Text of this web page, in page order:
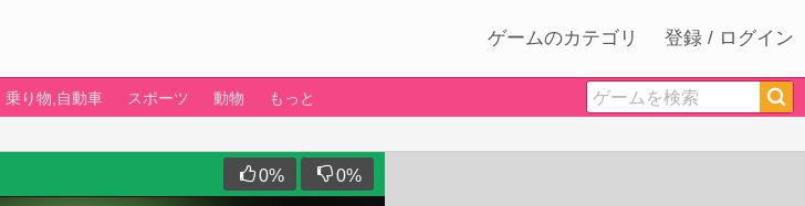
ゲームのカテゴリ 登録 / ログイン
乗り物,自動車 スポーツ 動物 もっと
0% 0%